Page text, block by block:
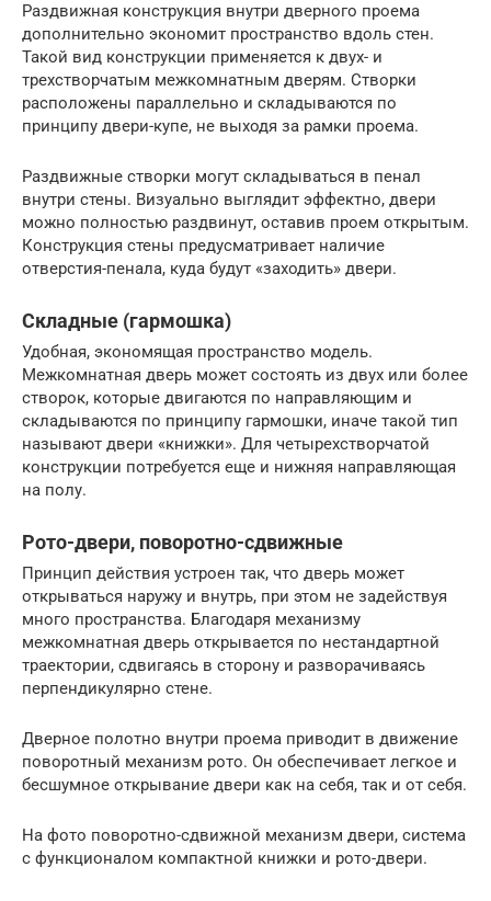
Раздвижная конструкция внутри дверного проема
дополнительно экономит пространство вдоль стен.
Такой вид конструкции применяется к двух- и
трехстворчатым межкомнатным дверям. Створки
расположены параллельно и складываются по
принципу двери-купе, не выходя за рамки проема.
Раздвижные створки могут складываться в пенал
внутри стены. Визуально выглядит эффектно, двери
можно полностью раздвинут, оставив проем открытым.
Конструкция стены предусматривает наличие
отверстия-пенала, куда будут «заходить» двери.
Складные (гармошка)
Удобная, экономящая пространство модель.
Межкомнатная дверь может состоять из двух или более
створок, которые двигаются по направляющим и
складываются по принципу гармошки, иначе такой тип
называют двери «книжки». Для четырехстворчатой
конструкции потребуется еще и нижняя направляющая
на полу.
Рото-двери, поворотно-сдвижные
Принцип действия устроен так, что дверь может
открываться наружу и внутрь, при этом не задействуя
много пространства. Благодаря механизму
межкомнатная дверь открывается по нестандартной
траектории, сдвигаясь в сторону и разворачиваясь
перпендикулярно стене.
Дверное полотно внутри проема приводит в движение
поворотный механизм рото. Он обеспечивает легкое и
бесшумное открывание двери как на себя, так и от себя.
На фото поворотно-сдвижной механизм двери, система
с функционалом компактной книжки и рото-двери.